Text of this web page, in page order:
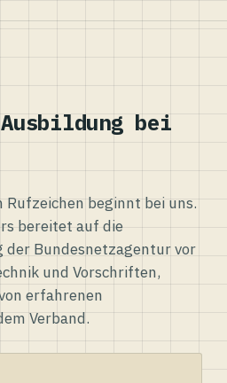
bei
Rufzeichen beginnt bei uns.
bereitet auf die
Bundesnetzagentur vor
und Vorschriften,
erfahrenen
Verband.